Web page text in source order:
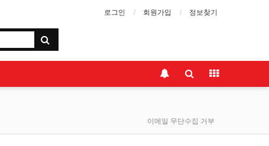
로그인 회원가입 정보찾기
이메일 무단수집 거부